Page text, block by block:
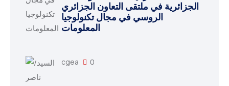
الجزائرية في ملتقى التعاون الجزائري
الروسي في مجال تكنولوجيا
المعلومات
cgea 0